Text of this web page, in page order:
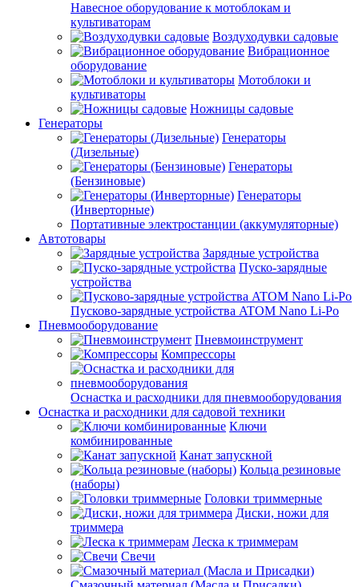
Навесное оборудование к мотоблокам и
культиваторам
Воздуходувки садовые
Вибрационное
оборудование
Мотоблоки и
культиваторы
Ножницы садовые
Генераторы
Генераторы
(Дизельные)
Генераторы
(Бензиновые)
Генераторы
(Инверторные)
Портативные электростанции (аккумуляторные)
Автотовары
Зарядные устройства
Пуско-зарядные
устройства
Пусково-зарядные устройства ATOM Nano Li-Po
Пневмооборудование
Пневмоинструмент
Компрессоры
Оснастка и расходники для пневмооборудования
Оснастка и расходники для садовой техники
Ключи
комбинированные
Канат запускной
Кольца резиновые
(наборы)
Головки триммерные
Диски, ножи для
триммера
Леска к триммерам
Свечи